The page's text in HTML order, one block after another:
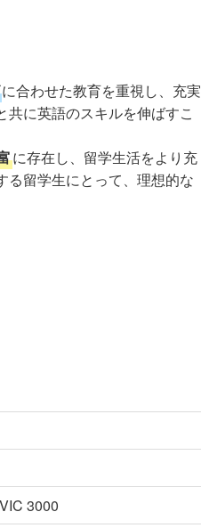
に合わせた教育を重視し、充実
共に英語のスキルを伸ばすこ
に存在し、留学生活をより充
る留学生にとって、理想的な
3000